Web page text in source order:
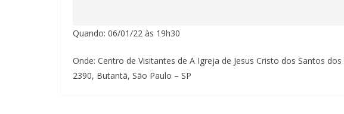
Quando: 06/01/22 às 19h30
Onde: Centro de Visitantes de A Igreja de Jesus Cristo dos Santos
2390, Butantã, São Paulo – SP